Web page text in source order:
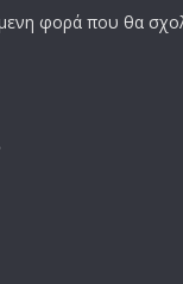
φορά που θα